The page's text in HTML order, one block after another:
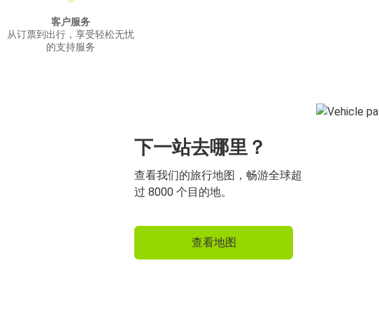
客户服务
从订票到出行，享受轻松无忧
的支持服务
下一站去哪里？
查看我们的旅行地图，畅游全球超
过 8000 个目的地。
查看地图